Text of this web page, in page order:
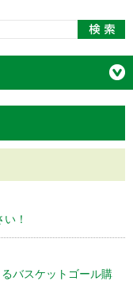
！
バスケットゴール購